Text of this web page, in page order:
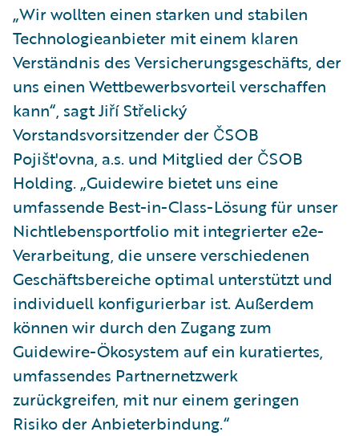
„Wir wollten einen starken und stabilen
Technologieanbieter mit einem klaren
Verständnis des Versicherungsgeschäfts, der
uns einen Wettbewerbsvorteil verschaffen
kann“, sagt Jiří Střelický
Vorstandsvorsitzender der ČSOB
Pojišt'ovna, a.s. und Mitglied der ČSOB
Holding. „Guidewire bietet uns eine
umfassende Best-in-Class-Lösung für unser
Nichtlebensportfolio mit integrierter e2e-
Verarbeitung, die unsere verschiedenen
Geschäftsbereiche optimal unterstützt und
individuell konfigurierbar ist. Außerdem
können wir durch den Zugang zum
Guidewire-Ökosystem auf ein kuratiertes,
umfassendes Partnernetzwerk
zurückgreifen, mit nur einem geringen
Risiko der Anbieterbindung.“